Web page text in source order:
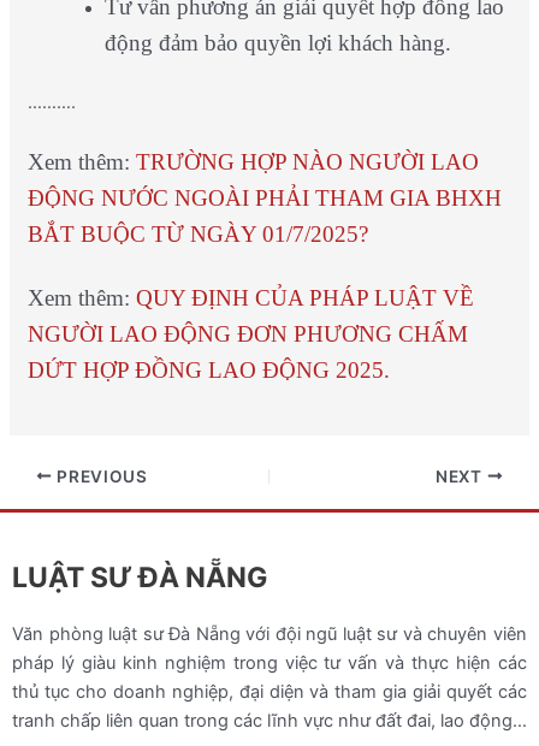
Tư vấn phương án giải quyết hợp đồng lao
động đảm bảo quyền lợi khách hàng.
……….
Xem thêm: TRƯỜNG HỢP NÀO NGƯỜI LAO
ĐỘNG NƯỚC NGOÀI PHẢI THAM GIA BHXH
BẮT BUỘC TỪ NGÀY 01/7/2025?
Xem thêm: QUY ĐỊNH CỦA PHÁP LUẬT VỀ
NGƯỜI LAO ĐỘNG ĐƠN PHƯƠNG CHẤM
DỨT HỢP ĐỒNG LAO ĐỘNG 2025.
PREVIOUS NEXT
LUẬT SƯ ĐÀ NẴNG
Văn phòng luật sư Đà Nẵng với đội ngũ luật sư và chuyên viên
pháp lý giàu kinh nghiệm trong việc tư vấn và thực hiện các
thủ tục cho doanh nghiệp, đại diện và tham gia giải quyết các
tranh chấp liên quan trong các lĩnh vực như đất đai, lao động…